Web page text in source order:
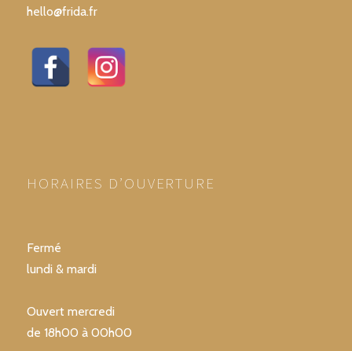
hello@frida.fr
HORAIRES D’OUVERTURE
Fermé
lundi & mardi
Ouvert mercredi
de 18h00 à 00h00